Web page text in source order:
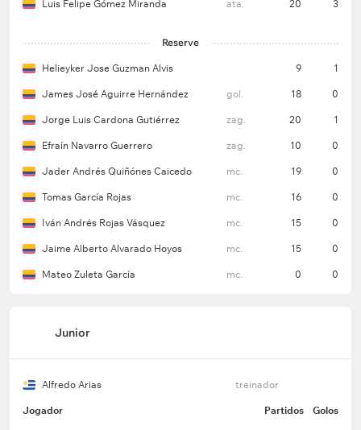
Luis Felipe Gómez Miranda ata. 20 3
Reserve
Helieyker Jose Guzman Alvis 9 1
James José Aguirre Hernández gol. 18 0
Jorge Luis Cardona Gutiérrez zag. 20 1
Efraín Navarro Guerrero zag. 10 0
Jader Andrés Quiñónes Caicedo mc. 19 0
Tomas García Rojas mc. 16 0
Iván Andrés Rojas Vásquez mc. 15 0
Jaime Alberto Alvarado Hoyos mc. 15 0
Mateo Zuleta García mc. 0 0
Junior
Alfredo Arias treinador
Jogador Partidos Golos